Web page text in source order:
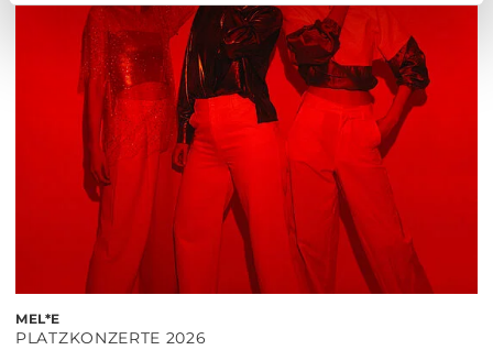
MEL*E
PLATZKONZERTE 2026